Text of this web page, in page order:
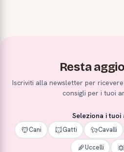
Resta
Iscriviti alla newsletter per
consigli per i tuoi
Seleziona i tuoi
Cani Gatti Cavalli
Uccelli